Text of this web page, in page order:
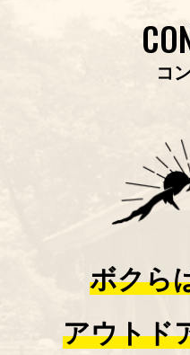
朝霧高原出演ア
スターキャンプ
コ
ボクら
アウトド